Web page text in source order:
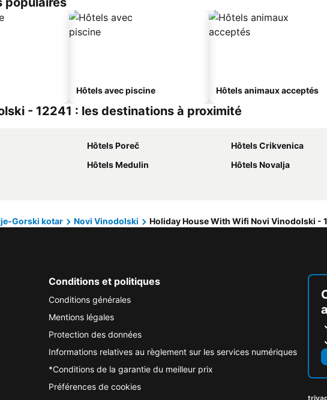
Hôtels avec piscine Hôtels animaux acceptés
- 12241 : les destinations à proximité
Hôtels Poreč
Hôtels Crikvenica
Hôtels Medulin
Hôtels Novalja
Gorski kotar Novi Vinodolski Holiday House With Wifi Novi Vinodolski -
Conditions et politiques
Conditions générales
Mentions légales
Protection des données
Informations relatives au règlement sur les services numériques
*Conditions de la garantie du meilleur prix
Préférences de cookies